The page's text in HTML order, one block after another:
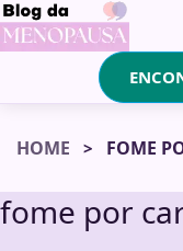
HOME FOME
fome por